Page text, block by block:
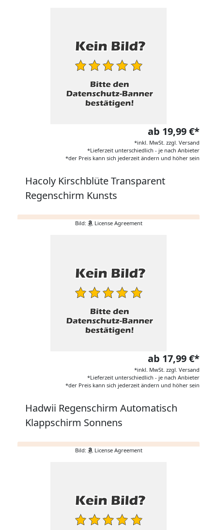
ab 19,99 €*
*inkl. MwSt. zzgl. Versand
*Lieferzeit unterschiedlich - je nach Anbieter
*der Preis kann sich jederzeit ändern und höher sein
Hacoly Kirschblüte Transparent
Regenschirm Kunsts
Bild: License Agreement
ab 17,99 €*
*inkl. MwSt. zzgl. Versand
*Lieferzeit unterschiedlich - je nach Anbieter
*der Preis kann sich jederzeit ändern und höher sein
Hadwii Regenschirm Automatisch
Klappschirm Sonnens
Bild: License Agreement